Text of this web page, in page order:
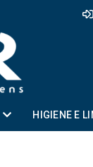
HIGIENE E